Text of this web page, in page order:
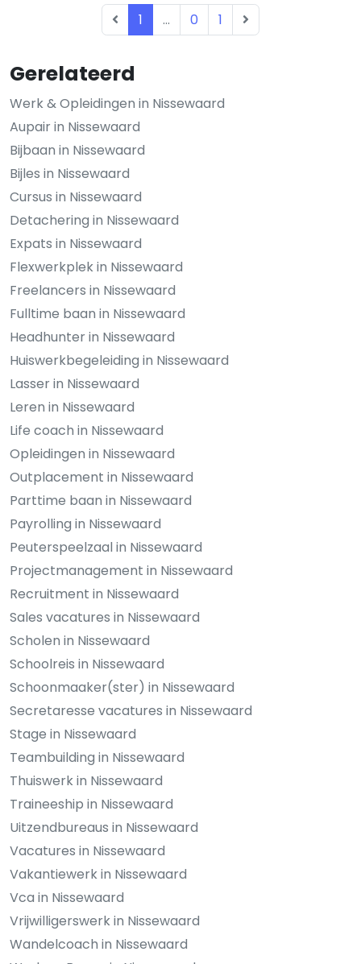
Gerelateerd
Werk & Opleidingen in Nissewaard
Aupair in Nissewaard
Bijbaan in Nissewaard
Bijles in Nissewaard
Cursus in Nissewaard
Detachering in Nissewaard
Expats in Nissewaard
Flexwerkplek in Nissewaard
Freelancers in Nissewaard
Fulltime baan in Nissewaard
Headhunter in Nissewaard
Huiswerkbegeleiding in Nissewaard
Lasser in Nissewaard
Leren in Nissewaard
Life coach in Nissewaard
Opleidingen in Nissewaard
Outplacement in Nissewaard
Parttime baan in Nissewaard
Payrolling in Nissewaard
Peuterspeelzaal in Nissewaard
Projectmanagement in Nissewaard
Recruitment in Nissewaard
Sales vacatures in Nissewaard
Scholen in Nissewaard
Schoolreis in Nissewaard
Schoonmaaker(ster) in Nissewaard
Secretaresse vacatures in Nissewaard
Stage in Nissewaard
Teambuilding in Nissewaard
Thuiswerk in Nissewaard
Traineeship in Nissewaard
Uitzendbureaus in Nissewaard
Vacatures in Nissewaard
Vakantiewerk in Nissewaard
Vca in Nissewaard
Vrijwilligerswerk in Nissewaard
Wandelcoach in Nissewaard
1 ... 0 1